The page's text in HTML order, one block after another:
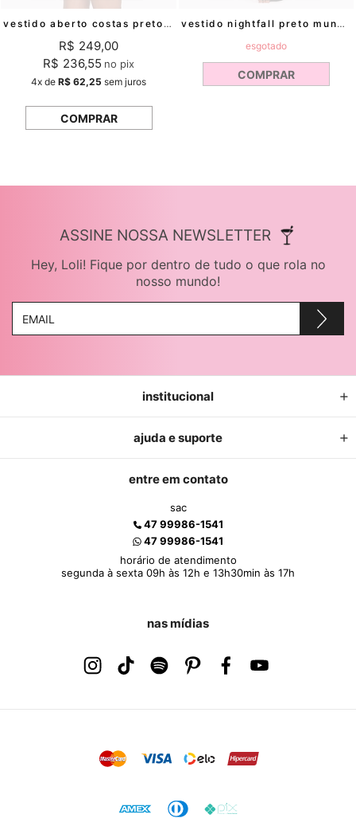
vestido aberto costas preto laira mundo lolita
R$ 249,00
R$ 236,55 no pix
4x deR$ 62,25 sem juros
COMPRAR
vestido nightfall preto mundo lolita
esgotado
COMPRAR
ASSINE NOSSA NEWSLETTER
Hey, Loli! Fique por dentro de tudo o que rola no
nosso mundo!
institucional
ajuda e suporte
entre em contato
sac
47 99986-1541
47 99986-1541
horário de atendimento
segunda à sexta 09h às 12h e 13h30min às 17h
nas mídias